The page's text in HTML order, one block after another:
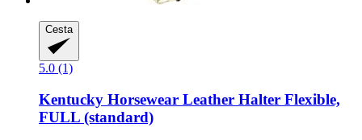
Cesta
5.0 (1)
Kentucky Horsewear Leather Halter Flexible,
FULL (standard)